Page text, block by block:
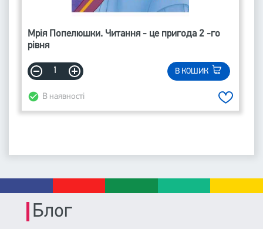
Мрія Попелюшки. Читання - це пригода 2 -го
рівня
В КОШИК
В наявності
Блог